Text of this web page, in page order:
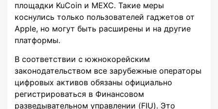
площадки KuCoin и MEXC. Такие меры
коснулись только пользователей гаджетов от
Apple, но могут быть расширены и на другие
платформы.
В соответствии с южнокорейским
законодательством все зарубежные операторы
цифровых активов обязаны официально
регистрироваться в Финансовом
разведывательном управлении (FIU). Это